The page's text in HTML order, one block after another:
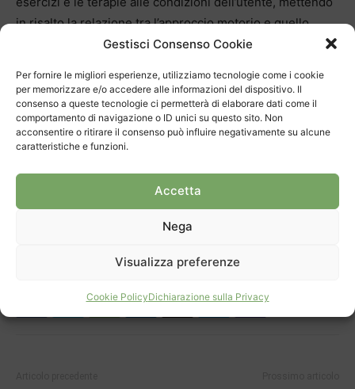
Gestisci Consenso Cookie
Per fornire le migliori esperienze, utilizziamo tecnologie come i cookie
per memorizzare e/o accedere alle informazioni del dispositivo. Il
consenso a queste tecnologie ci permetterà di elaborare dati come il
comportamento di navigazione o ID unici su questo sito. Non
acconsentire o ritirare il consenso può influire negativamente su alcune
caratteristiche e funzioni.
Accetta
Nega
Visualizza preferenze
Cookie PolicyDichiarazione sulla Privacy
in risalto la relazione tra l’approccio motorio e quello
cognitivo; l’obiettivo è di mantenere il più a lungo
sulla propria consapevolezza, tenendo d’occhio,
nell’avanzare degli anni, le risorse residue.
Cure a domicilio Spitec